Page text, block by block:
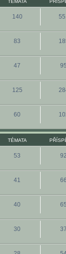
TÉMATA
140
83
47 95
125
60
TÉMATA
53 92
41 66
40 65
30 37